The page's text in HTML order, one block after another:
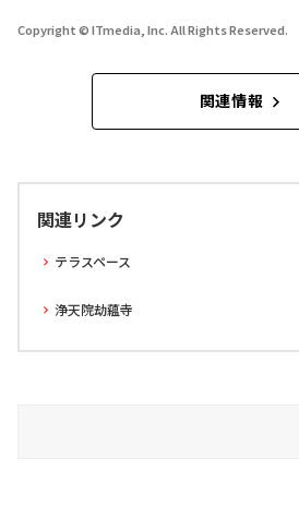
Copyright © ITmedia, Inc. All Rights Reserved.
関連情報
関連リンク
テラスペース
浄天院劫蘊寺